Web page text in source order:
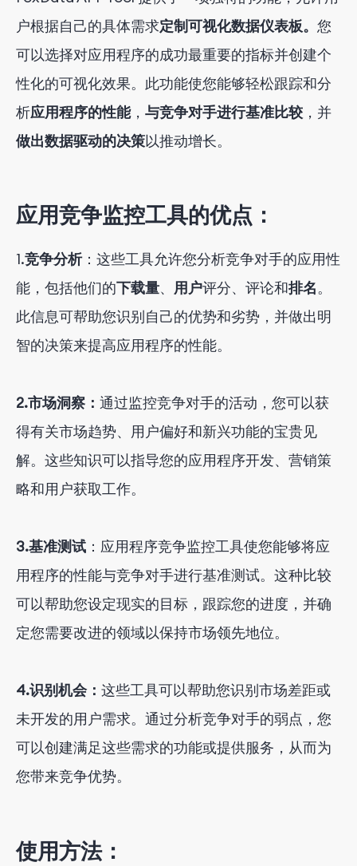
户根据自己的具体需求定制可视化数据仪表板。 您
可以选择对应用程序的成功最重要的指标并创建个
性化的可视化效果。此功能使您能够轻松跟踪和分
析应用程序的性能， 与竞争对手进行基准比较 ，并
做出数据驱动的决策以推动增长。
应用竞争监控工具的优点：
1.竞争分析：这些工具允许您分析竞争对手的应用性
能，包括他们的下载量、 用户评分、评论和排名。
此信息可帮助您识别自己的优势和劣势，并做出明
智的决策来提高应用程序的性能。
2.市场洞察： 通过监控竞争对手的活动，您可以获
得有关市场趋势、用户偏好和新兴功能的宝贵见
解。这些知识可以指导您的应用程序开发、营销策
略和用户获取工作。
3.基准测试 ：应用程序竞争监控工具使您能够将应
用程序的性能与竞争对手进行基准测试。这种比较
可以帮助您设定现实的目标，跟踪您的进度，并确
定您需要改进的领域以保持市场领先地位。
4.识别机会： 这些工具可以帮助您识别市场差距或
未开发的用户需求。通过分析竞争对手的弱点，您
可以创建满足这些需求的功能或提供服务，从而为
您带来竞争优势。
使用方法：